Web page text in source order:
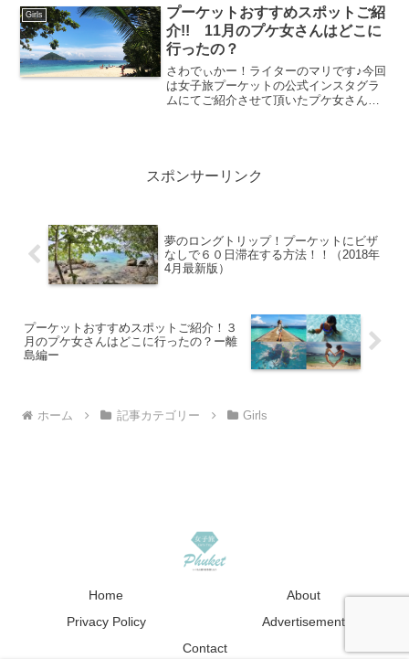
ではないでしょうか！！今回は12月のプ
ケ女さんご紹介第3弾...
Girls
プーケットおすすめスポットご紹
介!! 11月のプケ女さんはどこに
行ったの？
さわでぃかー！ライターのマリです♪今回
は女子旅プーケットの公式インスタグラ
ムにてご紹介させて頂いたプケ女さんを
スポンサーリンク
夢のロングトリップ！プーケットにビザ
なしで６０日滞在する方法！！（2018年
4月最新版）
プーケットおすすめスポットご紹介！３
月のプケ女さんはどこに行ったの？ー離
島編ー
ホーム 記事カテゴリー Girls
Home
About
Privacy Policy
Advertisement
Contact